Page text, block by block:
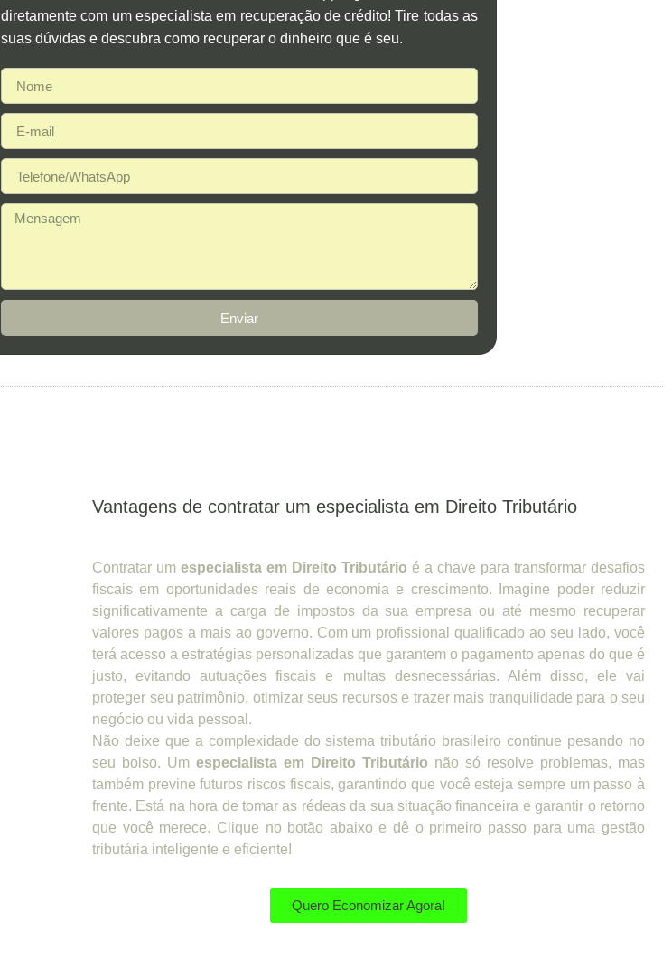
diretamente com um especialista em recuperação de crédito! Tire todas as
suas dúvidas e descubra como recuperar o dinheiro que é seu.
Enviar
Vantagens de contratar um especialista em Direito Tributário
Contratar um especialista em Direito Tributário é a chave para transformar desafios
fiscais em oportunidades reais de economia e crescimento. Imagine poder reduzir
significativamente a carga de impostos da sua empresa ou até mesmo recuperar
valores pagos a mais ao governo. Com um profissional qualificado ao seu lado, você
terá acesso a estratégias personalizadas que garantem o pagamento apenas do que é
justo, evitando autuações fiscais e multas desnecessárias. Além disso, ele vai
proteger seu patrimônio, otimizar seus recursos e trazer mais tranquilidade para o seu
negócio ou vida pessoal.
Não deixe que a complexidade do sistema tributário brasileiro continue pesando no
seu bolso. Um especialista em Direito Tributário não só resolve problemas, mas
também previne futuros riscos fiscais, garantindo que você esteja sempre um passo à
frente. Está na hora de tomar as rédeas da sua situação financeira e garantir o retorno
que você merece. Clique no botão abaixo e dê o primeiro passo para uma gestão
tributária inteligente e eficiente!
Quero Economizar Agora!